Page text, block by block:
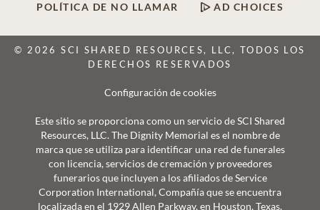
POLÍTICA DE NO LLAMAR
AD CHOICES
© 2026 SCI SHARED RESOURCES, LLC, TODOS LOS
DERECHOS RESERVADOS
Configuración de cookies
Este sitio se proporciona como un servicio de SCI Shared
Resources, LLC. The Dignity Memorial es el nombre de
marca que se utiliza para identificar una red de funerales
con licencia, servicios de cremación y proveedores
funerarios que incluyen a los afiliados de Service
Corporation International, Compañía que se encuentra
localizada en el 1929 Allen Parkway, en Houston, Texas.